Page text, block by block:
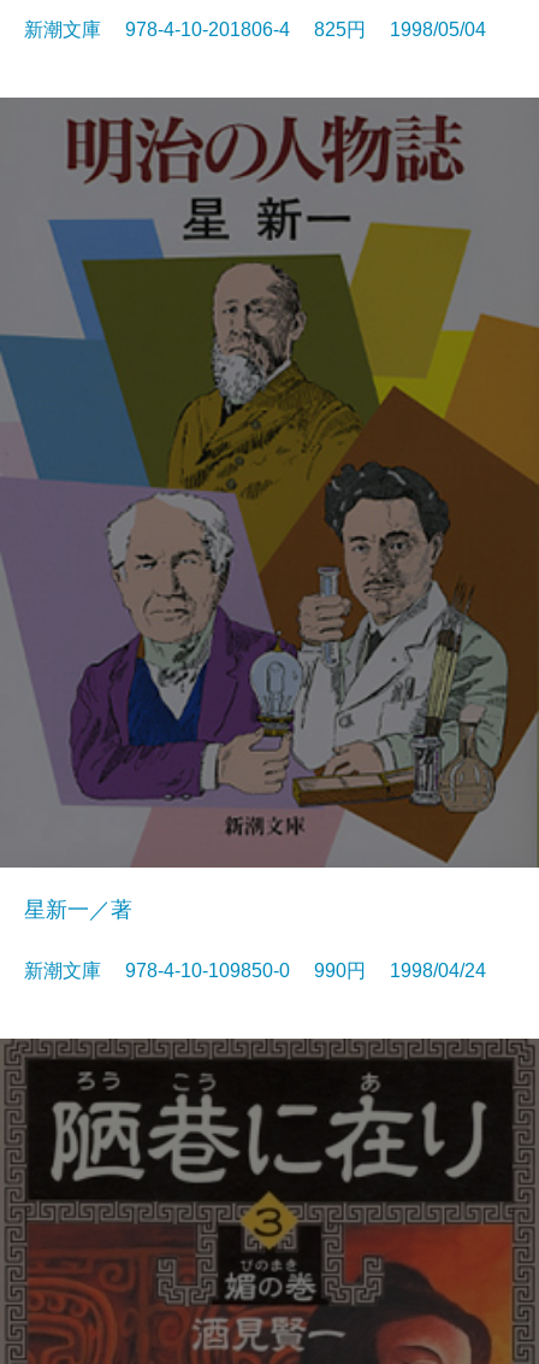
新潮文庫 978-4-10-201806-4 825円 1998/05/04
星新一／著
新潮文庫 978-4-10-109850-0 990円 1998/04/24